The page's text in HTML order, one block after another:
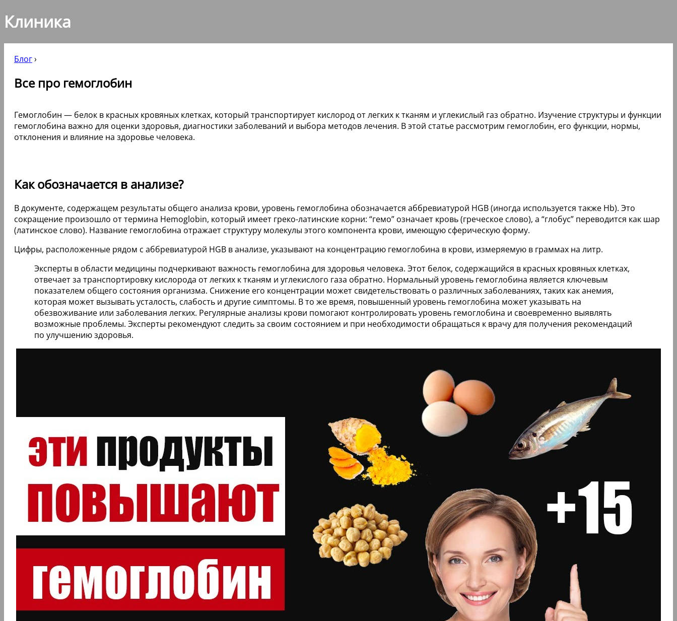
Клиника
Блог›
Все про гемоглобин
Гемоглобин — белок в красных кровяных клетках, который транспортирует кислород от легких к тканям и углекислый газ обратно. Изучение структуры и функции
гемоглобина важно для оценки здоровья, диагностики заболеваний и выбора методов лечения. В этой статье рассмотрим гемоглобин, его функции, нормы,
отклонения и влияние на здоровье человека.
Как обозначается в анализе?
В документе, содержащем результаты общего анализа крови, уровень гемоглобина обозначается аббревиатурой HGB (иногда используется также Hb). Это
сокращение произошло от термина Hemoglobin, который имеет греко-латинские корни: “гемо” означает кровь (греческое слово), а “глобус” переводится как шар
(латинское слово). Название гемоглобина отражает структуру молекулы этого компонента крови, имеющую сферическую форму.
Цифры, расположенные рядом с аббревиатурой HGB в анализе, указывают на концентрацию гемоглобина в крови, измеряемую в граммах на литр.
Эксперты в области медицины подчеркивают важность гемоглобина для здоровья человека. Этот белок, содержащийся в красных кровяных клетках,
отвечает за транспортировку кислорода от легких к тканям и углекислого газа обратно. Нормальный уровень гемоглобина является ключевым
показателем общего состояния организма. Снижение его концентрации может свидетельствовать о различных заболеваниях, таких как анемия,
которая может вызывать усталость, слабость и другие симптомы. В то же время, повышенный уровень гемоглобина может указывать на
обезвоживание или заболевания легких. Регулярные анализы крови помогают контролировать уровень гемоглобина и своевременно выявлять
возможные проблемы. Эксперты рекомендуют следить за своим состоянием и при необходимости обращаться к врачу для получения рекомендаций
по улучшению здоровья.